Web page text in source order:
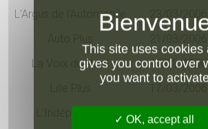
L'Argus de l'Automobile
La Voix du Nord
17/03/2006
17/03/2006
This site uses cookies
gives you control over
you want to
OK, accept all